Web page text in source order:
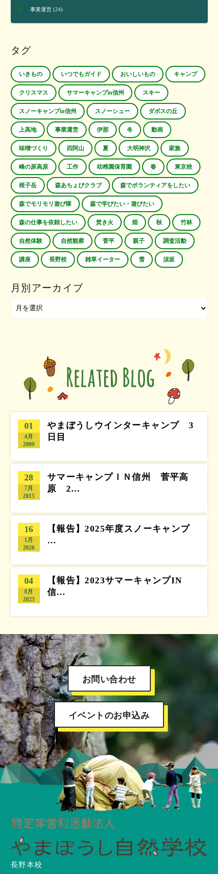
事業運営(24)
タグ
いきもの いつでもガイド おいしいもの キャンプ
クリスマス サマーキャンプin信州 スキー
スノーキャンプin信州 スノーシュー ダボスの丘
上高地 事業運営 伊那 冬 動画
味噌づくり 四阿山 夏 大明神沢 家族
峰の原高原 工作 幼稚園保育園 春 東京校
根子岳 森あちょびクラブ 森でボランティアをしたい
森でモリモリ遊び隊 森で学びたい・遊びたい
森の仕事を依頼したい 焚き火 畑 秋 竹林
自然体験 自然観察 菅平 親子 調査活動
講座 長野校 雑草イーター 雪 須坂
月別アーカイブ
01
4月
2009
やまぼうしウインターキャンプ 3
日目
28
7月
2015
サマーキャンプＩＮ信州 菅平高
原 2…
16
1月
2026
【報告】2025年度スノーキャンプ
…
04
8月
2023
【報告】2023サマーキャンプIN
信…
お問い合わせ
イベントのお申込み
長野本校